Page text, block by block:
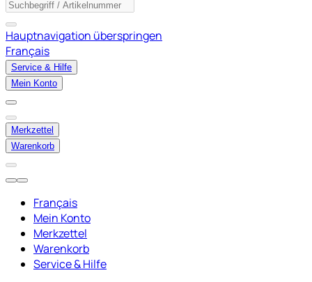
Hauptnavigation überspringen
Français
Service & Hilfe
Mein Konto
Merkzettel
Warenkorb
Français
Mein Konto
Merkzettel
Warenkorb
Service & Hilfe